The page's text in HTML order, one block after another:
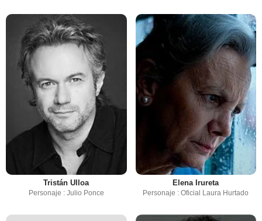
Tristán Ulloa
Personaje : Julio Ponce
Elena Irureta
Personaje : Oficial Laura Hurtado